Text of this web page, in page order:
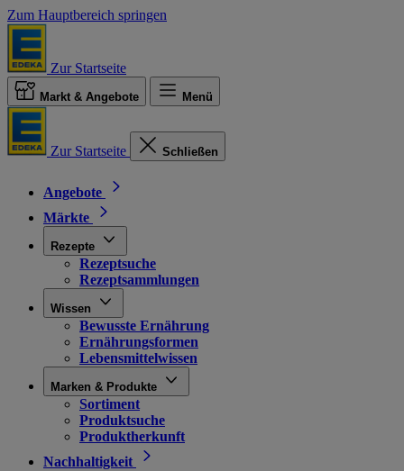
Zum Hauptbereich springen
Zur Startseite
Markt & Angebote Menü
Zur Startseite Schließen
Angebote
Märkte
Rezepte
Rezeptsuche
Rezeptsammlungen
Wissen
Bewusste Ernährung
Ernährungsformen
Lebensmittelwissen
Marken & Produkte
Sortiment
Produktsuche
Produktherkunft
Nachhaltigkeit